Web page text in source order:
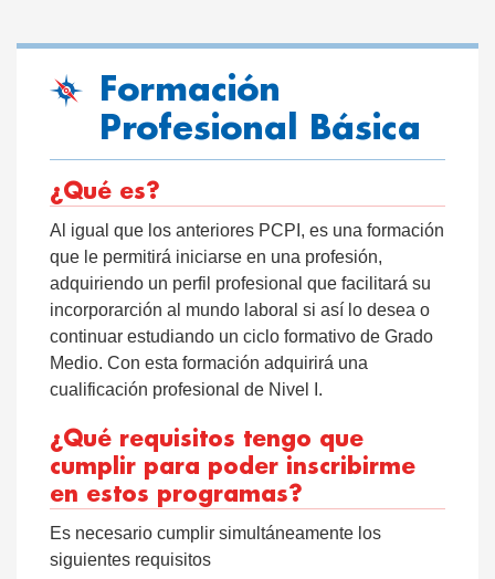
Formación
Profesional Básica
¿Qué es?
Al igual que los anteriores PCPI, es una formación
que le permitirá iniciarse en una profesión,
adquiriendo un perfil profesional que facilitará su
incorporarción al mundo laboral si así lo desea o
continuar estudiando un ciclo formativo de Grado
Medio. Con esta formación adquirirá una
cualificación profesional de Nivel I.
¿Qué requisitos tengo que
cumplir para poder inscribirme
en estos programas?
Es necesario cumplir simultáneamente los
siguientes requisitos